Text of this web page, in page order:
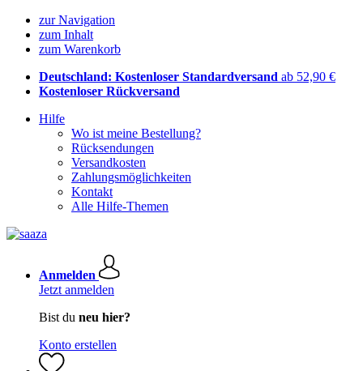
zur Navigation
zum Inhalt
zum Warenkorb
Deutschland: Kostenloser Standardversand ab 52,90 €
Kostenloser Rückversand
Hilfe
Wo ist meine Bestellung?
Rücksendungen
Versandkosten
Zahlungsmöglichkeiten
Kontakt
Alle Hilfe-Themen
Anmelden
Jetzt anmelden
Bist du neu hier?
Konto erstellen